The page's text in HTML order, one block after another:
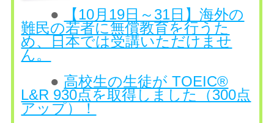
●
【10月19日～31日】海外の
難民の若者に無償教育を行うた
め、日本では受講いただけませ
ん。
● 高校生の生徒が TOEIC®
L&R 930点を取得しました（300点
アップ）！